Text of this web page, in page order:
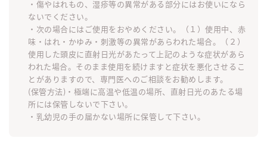
・傷やはれもの、湿疹等の異常がある部分にはお使いになら
ないでください。
・次の場合にはご使用をおやめください。（１）使用中、赤
味・はれ・かゆみ・刺激等の異常があらわれた場合。（２）
使用した頭皮に直射日光があたって上記のような症状があら
われた場合。そのまま使用を続けますと症状を悪化させるこ
とがありますので、専門医へのご相談をお勧めします。
(保管方法)・極端に高温や低温の場所、直射日光のあたる場
所には保管しないで下さい。
・乳幼児の手の届かない場所に保管して下さい。